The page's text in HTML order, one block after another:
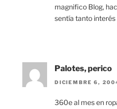
magnifico Blog,
sentía tanto interés
Palotes, perico
DICIEMBRE 6,
360e al mes en